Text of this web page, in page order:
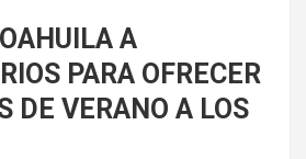
A
PARA OFRECER
DE VERANO A LOS